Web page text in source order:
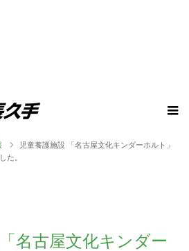
児童養護施設 「名古屋文化キンダーホルト」
た。
名古屋文化キンダー